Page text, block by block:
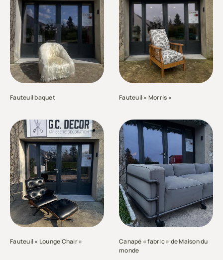
Fauteuil baquet Fauteuil « Morris »
Fauteuil « Lounge Chair »
Canapé « fabric » de Maison du
monde